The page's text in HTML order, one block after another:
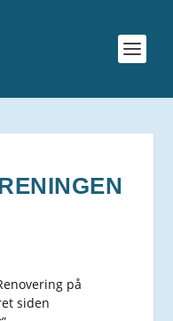
på
siden